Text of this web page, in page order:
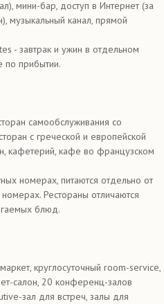
мини-бар, доступ в Интернет (за
музыкальный канал, прямой
- завтрак и ужин в отдельном
по прибытии.
самообслуживания со
с греческой и европейской
кафетерий, кафе во французском
номерах, питаются отдельно от
Рестораны отличаются
блюд.
круглосуточный room-service,
салон, 20 конференц-залов
зал для встреч, залы для